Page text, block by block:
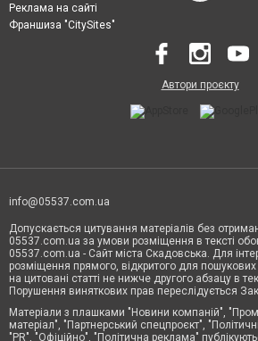
Реклама на сайті
Франшиза "CitySites"
Автори проєкту
info@05537.com.ua
Допускається цитування матеріалів без
05537.com.ua за умови розміщення в тексті
05537.com.ua - Сайт міста Скадовська. Для
розміщення прямого, відкритого для
на цитовані статті не нижче другого абзацу в
Порушення виняткових прав переслідується
Матеріали з плашками "Новини компаній",
матеріал", "Партнерський спецпроєкт",
"PR", "Офіційно", "Політична реклама"